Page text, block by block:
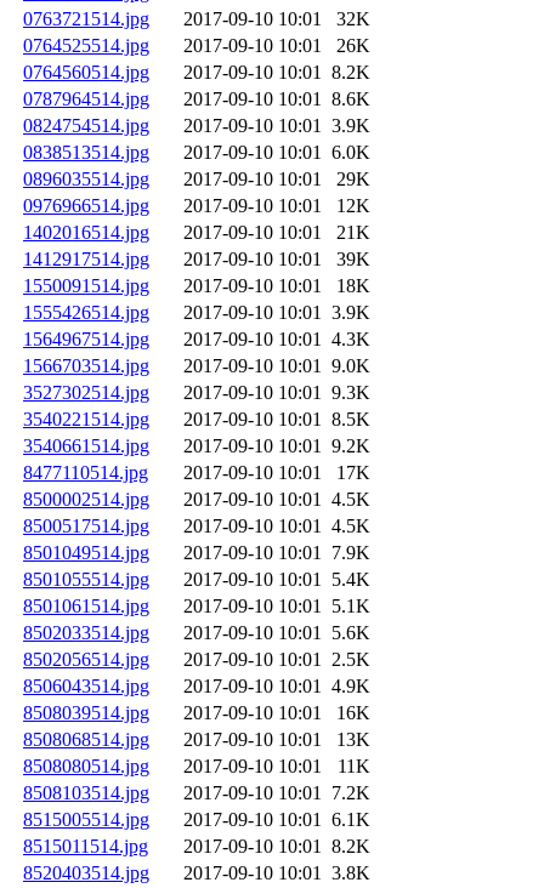
0763721514.jpg
2017-09-10 10:01
32K
0764525514.jpg
2017-09-10 10:01
26K
0764560514.jpg
2017-09-10 10:01 8.2K
0787964514.jpg
2017-09-10 10:01 8.6K
0824754514.jpg
2017-09-10 10:01 3.9K
0838513514.jpg
2017-09-10 10:01 6.0K
0896035514.jpg
2017-09-10 10:01
29K
0976966514.jpg
2017-09-10 10:01
12K
1402016514.jpg
2017-09-10 10:01
21K
1412917514.jpg
2017-09-10 10:01
39K
1550091514.jpg
2017-09-10 10:01
18K
1555426514.jpg
2017-09-10 10:01 3.9K
1564967514.jpg
2017-09-10 10:01 4.3K
1566703514.jpg
2017-09-10 10:01 9.0K
3527302514.jpg
2017-09-10 10:01 9.3K
3540221514.jpg
2017-09-10 10:01 8.5K
3540661514.jpg
2017-09-10 10:01 9.2K
8477110514.jpg
2017-09-10 10:01
17K
8500002514.jpg
2017-09-10 10:01 4.5K
8500517514.jpg
2017-09-10 10:01 4.5K
8501049514.jpg
2017-09-10 10:01 7.9K
8501055514.jpg
2017-09-10 10:01 5.4K
8501061514.jpg
2017-09-10 10:01 5.1K
8502033514.jpg
2017-09-10 10:01 5.6K
8502056514.jpg
2017-09-10 10:01 2.5K
8506043514.jpg
2017-09-10 10:01 4.9K
8508039514.jpg
2017-09-10 10:01
16K
8508068514.jpg
2017-09-10 10:01
13K
8508080514.jpg
2017-09-10 10:01
11K
8508103514.jpg
2017-09-10 10:01 7.2K
8515005514.jpg
2017-09-10 10:01 6.1K
8515011514.jpg
2017-09-10 10:01 8.2K
8520403514.jpg
2017-09-10 10:01 3.8K